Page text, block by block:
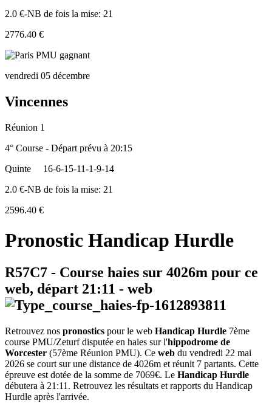
2.0 €-NB de fois la mise: 21
2776.40 €
vendredi 05 décembre
Vincennes
Réunion 1
4° Course - Départ prévu à 20:15
Quinte
16-6-15-11-1-9-14
2.0 €-NB de fois la mise: 21
2596.40 €
Pronostic Handicap Hurdle
R57C7 - Course haies sur 4026m pour ce
web, départ 21:11 - web
Retrouvez nos pronostics pour le web Handicap Hurdle 7ème
course PMU/Zeturf disputée en haies sur l'hippodrome de
Worcester (57ème Réunion PMU). Ce web du vendredi 22 mai
2026 se court sur une distance de 4026m et réunit 7 partants. Cette
épreuve est dotée de la somme de 7069€. Le Handicap Hurdle
débutera à 21:11. Retrouvez les résultats et rapports du Handicap
Hurdle après l'arrivée.